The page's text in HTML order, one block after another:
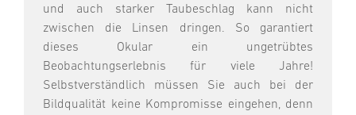
und auch starker Taubeschlag kann nicht
zwischen die Linsen dringen. So garantiert
dieses Okular ein ungetrübtes
Beobachtungserlebnis für viele Jahre!
Selbstverständlich müssen Sie auch bei der
Bildqualität keine Kompromisse eingehen, denn